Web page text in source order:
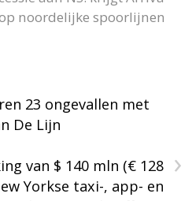
noordelijke spoorlijnen
23 ongevallen met
De Lijn
›
van $ 140 mln (€ 128
Yorkse taxi-, app- en